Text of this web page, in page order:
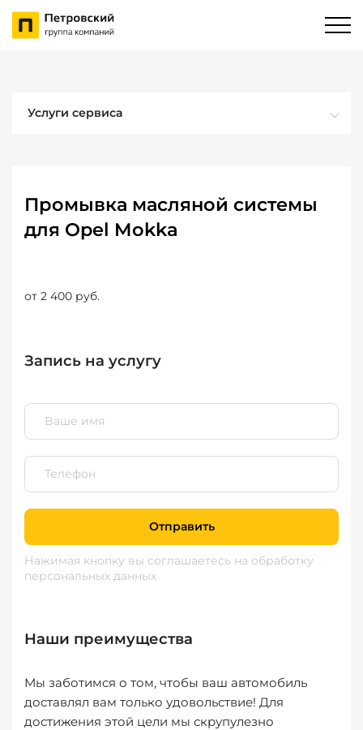
Услуги сервиса
Промывка масляной системы
для Opel Mokka
от 2 400 руб.
Запись на услугу
Отправить
Нажимая кнопку вы соглашаетесь на обработку
персональных данных
Наши преимущества
Мы заботимся о том, чтобы ваш автомобиль
доставлял вам только удовольствие! Для
достижения этой цели мы скрупулезно